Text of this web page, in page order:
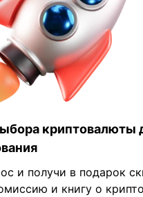
криптовалюты
и получи в подарок
и книгу о